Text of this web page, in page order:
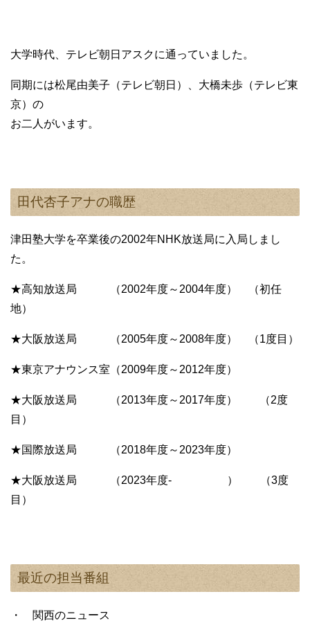
大学時代、テレビ朝日アスクに通っていました。
同期には松尾由美子（テレビ朝日）、大橋未歩（テレビ東
京）の
お二人がいます。
田代杏子アナの職歴
津田塾大学を卒業後の2002年NHK放送局に入局しまし
た。
★高知放送局 （2002年度～2004年度） （初任
地）
★大阪放送局 （2005年度～2008年度） （1度目）
★東京アナウンス室（2009年度～2012年度）
★大阪放送局 （2013年度～2017年度） （2度
目）
★国際放送局 （2018年度～2023年度）
★大阪放送局 （2023年度‐ ） （3度
目）
最近の担当番組
・ 関西のニュース